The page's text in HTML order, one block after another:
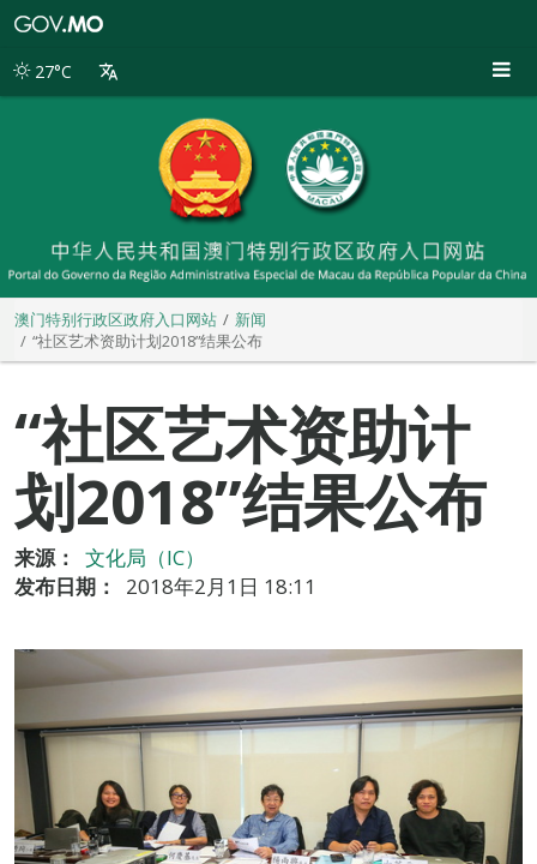
别
27°C
澳门特别行政区政府入口网站
新闻
“社区艺术资助计划2018”结果公布
“社区艺术资助计
划2018”结果公布
来源：
文化局（IC）
发布日期：
2018年2月1日 18:11